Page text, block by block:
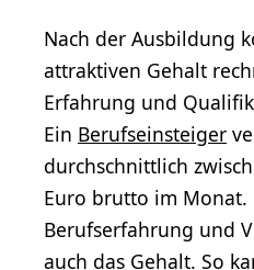
Nach der Ausbildung
attraktiven Gehalt
Erfahrung und
Ein Berufseinsteiger
durchschnittlich
Euro brutto im
Berufserfahrung und
auch das Gehalt. So